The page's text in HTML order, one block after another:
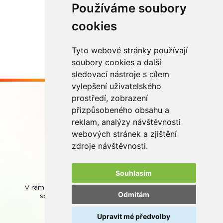
Používáme soubory
cookies
Tyto webové stránky používají
soubory cookies a další
sledovací nástroje s cílem
vylepšení uživatelského
prostředí, zobrazení
přizpůsobeného obsahu a
reklam, analýzy návštěvnosti
webových stránek a zjištění
zdroje návštěvnosti.
Souhlasím
Odmítám
Upravit mé předvolby
Načíst další
Buďme ve spojení
© REMA Systém Nastavení cookies
V rámci zpětného odběru odpadních přenosných baterií
spolupracujeme se společnostíREMA Battery